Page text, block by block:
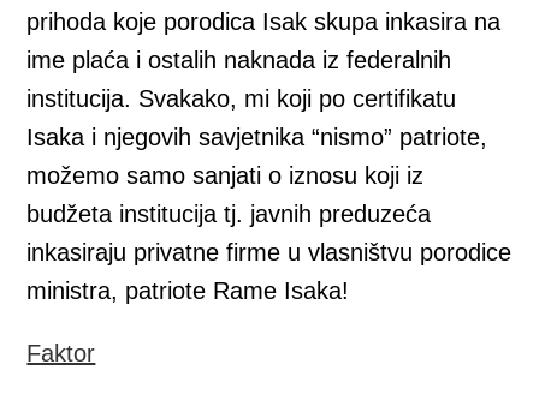
prihoda koje porodica Isak skupa inkasira na
ime plaća i ostalih naknada iz federalnih
institucija. Svakako, mi koji po certifikatu
Isaka i njegovih savjetnika “nismo” patriote,
možemo samo sanjati o iznosu koji iz
budžeta institucija tj. javnih preduzeća
inkasiraju privatne firme u vlasništvu porodice
ministra, patriote Rame Isaka!
Faktor